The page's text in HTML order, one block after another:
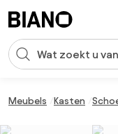
Zoekopdracht
Meubels Kasten